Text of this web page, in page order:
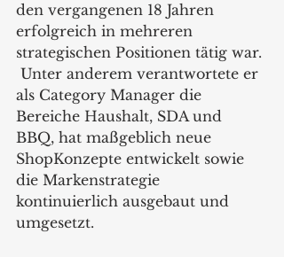
den vergangenen 18 Jahren
erfolgreich in mehreren
strategischen Positionen tätig war.
Unter anderem verantwortete er
als Category Manager die
Bereiche Haushalt, SDA und
BBQ, hat maßgeblich neue
ShopKonzepte entwickelt sowie
die Markenstrategie
kontinuierlich ausgebaut und
umgesetzt.